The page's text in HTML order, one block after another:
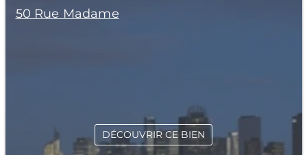
50 Rue Madame
DÉCOUVRIR CE BIEN